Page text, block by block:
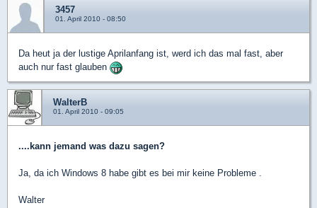
3457
01. April 2010 - 08:50
Da heut ja der lustige Aprilanfang ist, werd ich das mal fast, aber
auch nur fast glauben
WalterB
01. April 2010 - 09:05
....kann jemand was dazu sagen?
Ja, da ich Windows 8 habe gibt es bei mir keine Probleme .
Walter